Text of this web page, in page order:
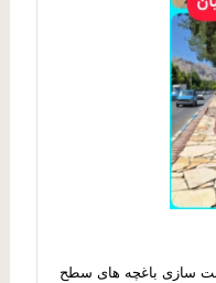
سازی باغچه های سطح